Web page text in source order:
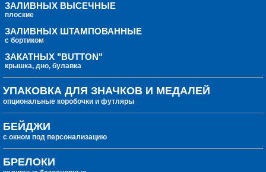
ЗАЛИВНЫХ ВЫСЕЧНЫЕ
плоские
ЗАЛИВНЫХ ШТАМПОВАННЫЕ
с бортиком
ЗАКАТНЫХ "BUTTON"
крышка, дно, булавка
УПАКОВКА ДЛЯ ЗНАЧКОВ И МЕДАЛЕЙ
опциональные коробочки и футляры
БЕЙДЖИ
с окном под персонализацию
БРЕЛОКИ